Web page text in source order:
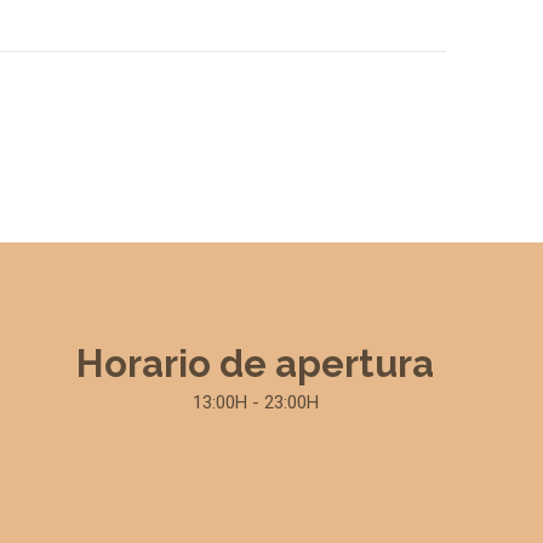
Horario de apertura
13:00H - 23:00H